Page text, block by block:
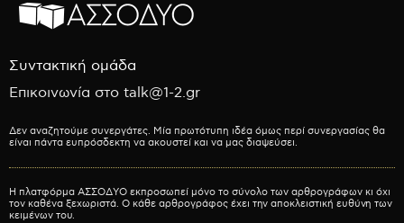
Συντακτική ομάδα
Επικοινωνία στο talk@1-2.gr
Δεν αναζητούμε συνεργάτες. Μία πρωτότυπη ιδέα όμως περί συνεργασίας θα
είναι πάντα ευπρόσδεκτη να ακουστεί και να μας διαψεύσει.
Η πλατφόρμα ΑΣΣΟΔΥΟ εκπροσωπεί μόνο το σύνολο των αρθρογράφων κι όχι
τον καθένα ξεχωριστά. Ο κάθε αρθρογράφος έχει την αποκλειστική ευθύνη των
κειμένων του.